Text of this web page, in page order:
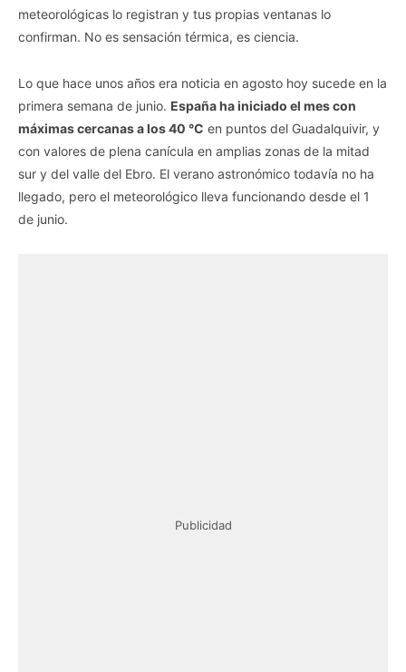
meteorológicas lo registran y tus propias ventanas lo
confirman. No es sensación térmica, es ciencia.
Lo que hace unos años era noticia en agosto hoy sucede en la
primera semana de junio. España ha iniciado el mes con
máximas cercanas a los 40 °C en puntos del Guadalquivir, y
con valores de plena canícula en amplias zonas de la mitad
sur y del valle del Ebro. El verano astronómico todavía no ha
llegado, pero el meteorológico lleva funcionando desde el 1
de junio.
Publicidad